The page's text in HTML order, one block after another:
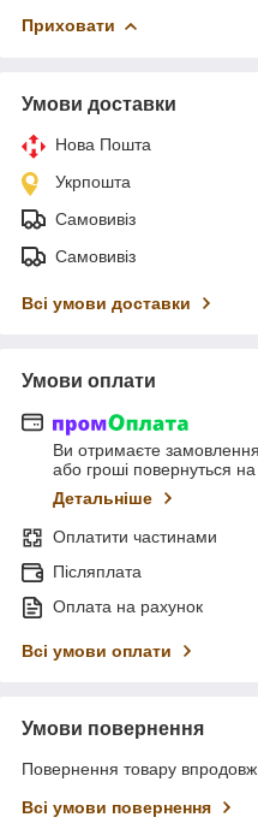
Приховати
Умови доставки
Нова Пошта
Укрпошта
Самовивіз
Самовивіз
Всі умови доставки
Умови оплати
Ви отримаєте замовлення
або гроші повернуться
Детальніше
Оплатити частинами
Післяплата
Оплата на рахунок
Всі умови оплати
Умови повернення
Повернення товару
Всі умови повернення